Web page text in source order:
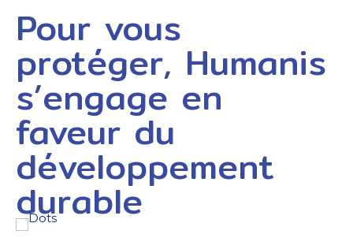
Pour vous
protéger, Humanis
s’engage en
faveur du
développement
durable